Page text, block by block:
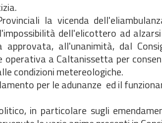
la vicenda
dell'elicottero ad
all'unanimità, dal
operativa a Caltanissetta per
condizioni metereologiche.
per le adunanze ed il
in particolare sugli